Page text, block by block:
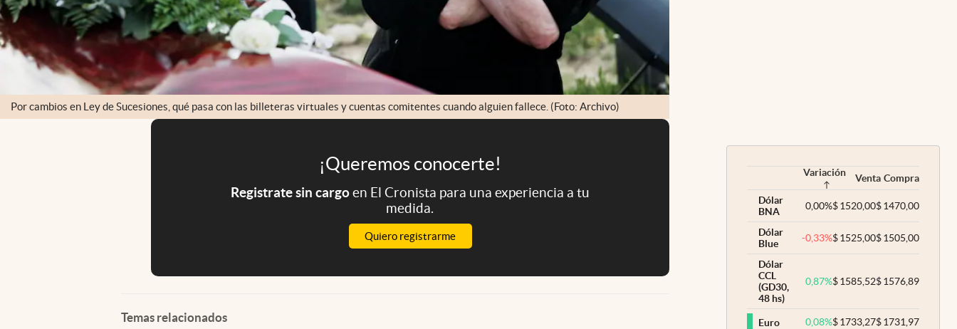
Por cambios en Ley de Sucesiones, qué pasa con las billeteras virtuales y cuentas comitentes cuando alguien fallece. (Foto: Archivo)
¡Queremos conocerte!
Registrate sin cargoen El Cronista para una experiencia a tu
medida.
Quiero registrarme
Temas relacionados
Variación Venta Compra
Dólar
BNA
0,00%$1520,00$1470,00
Dólar
Blue
-0,33%$1525,00$1505,00
Dólar
CCL
(GD30,
48 hs)
0,87%$1585,52$1576,89
Euro 0,08%$1733,27$1731,97